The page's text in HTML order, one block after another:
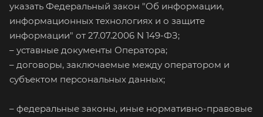
указать Федеральный закон "Об информации,
информационных технологиях и о защите
информации" от 27.07.2006 N 149-ФЗ;
– уставные документы Оператора;
– договоры, заключаемые между оператором и
субъектом персональных данных;
– федеральные законы, иные нормативно-правовые